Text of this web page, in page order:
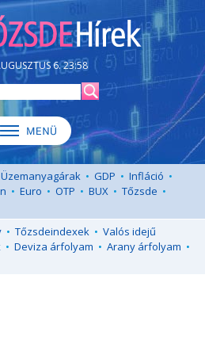
6. 23:58
Üzemanyagárak • GDP • Infláció •
• Euro • OTP • BUX • Tőzsde •
• Tőzsdeindexek • Valós idejű
• Deviza árfolyam • Arany árfolyam •